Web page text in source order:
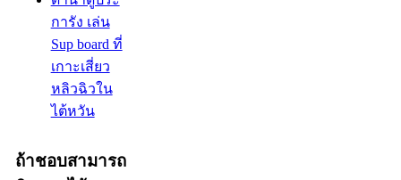
การัง เล่น
Sup board ที่
เกาะเสี่ยว
หลิวฉิวใน
ไต้หวัน
ถ้าชอบสามารถ